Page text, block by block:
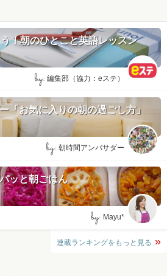
！朝のひとこと英語レッスン
by: 編集部（協力：eステ）
「お気に入りの朝の過ごし方」
by: 朝時間アンバサダー
ッと朝ごはん
by: Mayu*
連載ランキングをもっと見る